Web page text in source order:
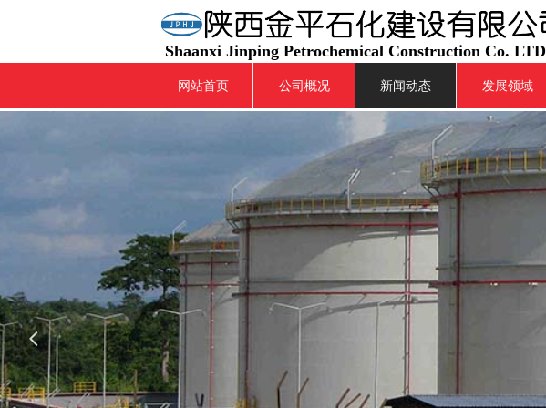
网站首页 公司概况 新闻动态 发展领域
넳
Shaanxi Jinping Petrochemical Construction Co. LTD